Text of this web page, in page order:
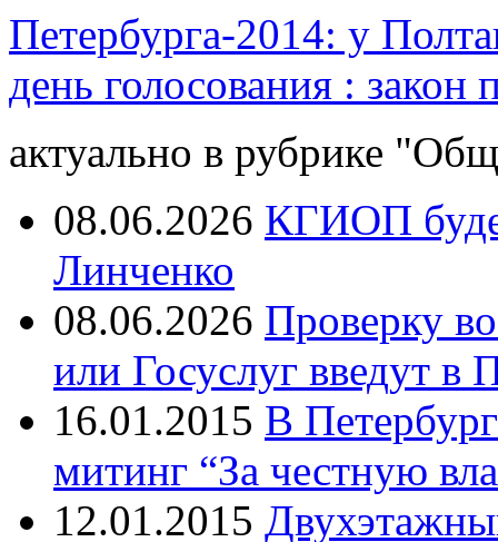
Петербурга-2014: у
день голосования : закон
актуально в рубрике
08.06.2026 КГИОП
Линченко
08.06.2026 Проверку
или Госуслуг введут в
16.01.2015 В
митинг “За честную
12.01.2015